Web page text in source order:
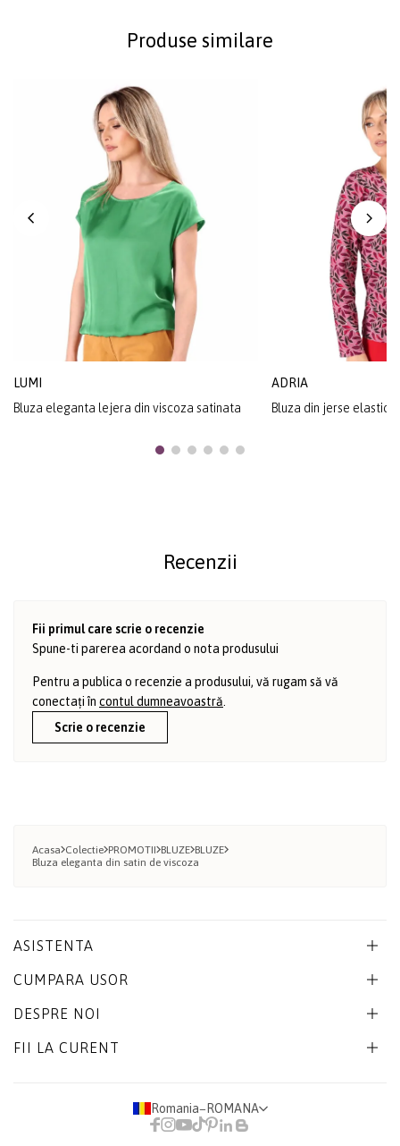
Produse similare
LUMI
Bluza eleganta lejera din viscoza satinata
ADRIA
Bluza din jerse elastic
Recenzii
Fii primul care scrie o recenzie
Spune-ti parerea acordand o nota produsului
Pentru a publica o recenzie a produsului, vă rugam să vă
conectați în contul dumneavoastră
Scrie o recenzie
Acasa Colectie PROMOTII BLUZE BLUZE
Bluza eleganta din satin de viscoza
ASISTENTA
CUMPARA USOR
DESPRE NOI
FII LA CURENT
Romania− ROMANA